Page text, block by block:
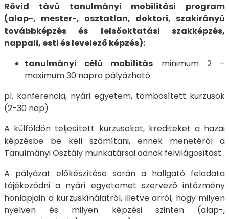
Rövid távú tanulmányi mobilitási program
(alap-, mester-, osztatlan, doktori, szakirányú
továbbképzés és felsőoktatási szakképzés,
nappali, esti és levelező képzés):
tanulmányi célú mobilitás minimum 2 –
maximum 30 napra pályázható.
pl. konferencia, nyári egyetem, tömbösített kurzusok
(2-30 nap)
A külföldön teljesített kurzusokat, krediteket a hazai
képzésbe be kell számítani, ennek menetéről a
Tanulmányi Osztály munkatársai adnak felvilágosítást.
A pályázat előkészítése során a hallgató feladata
tájékozódni a nyári egyetemet szervező intézmény
honlapjain a kurzuskínálatról, illetve arról, hogy milyen
nyelven és milyen képzési szinten (alap-,